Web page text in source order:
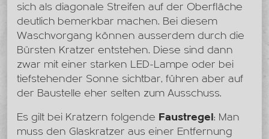
sich als diagonale Streifen auf der Oberfläche
deutlich bemerkbar machen. Bei diesem
Waschvorgang können ausserdem durch die
Bürsten Kratzer entstehen. Diese sind dann
zwar mit einer starken LED-Lampe oder bei
tiefstehender Sonne sichtbar, führen aber auf
der Baustelle eher selten zum Ausschuss.
Es gilt bei Kratzern folgende Faustregel: Man
muss den Glaskratzer aus einer Entfernung